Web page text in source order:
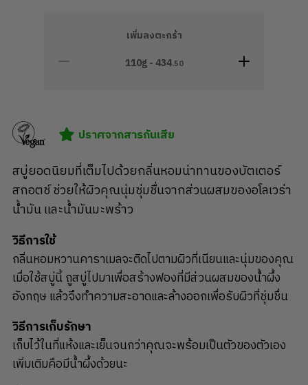
เพิ่มลงตะกร้า
110g -434.50
ปราศจากสารกันเสีย
สบู่ยอดนิยมที่เต็มไปด้วยกลิ่นหอมน่าทานของบัตเตอร์
สกอตช์ ช่วยให้ผิวคุณนุ่มชุ่มชื่นจากส่วนผสมของอโลเวร่า
น้ำมัน และน้ำมันมะพร้าว
วิธีการใช้
กลิ่นหอมหวานคาราเมลจะติดไปตามผิวที่เนียนและนุ่มของคุณ
เมื่อใช้สบู่นี้ ถูสบู่ไปมาเพื่อสร้างฟองที่มีส่วนผสมของน้ำผึ้ง
อังกฤษ แล้วจึงทำความสะอาดและล้างออกเพื่อรับผิวที่ชุ่มชื่น
วิธีการเก็บรักษา
เก็บไว้ในที่แห้งและเย็นจนกว่าคุณจะพร้อมเป็นตัวของตัวเอง
เพิ่มเติมคือมีน้ำผึ้งด้วยนะ